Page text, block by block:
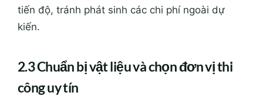
tiến độ, tránh phát sinh các chi phí ngoài dự
kiến.
2.3 Chuẩn bị vật liệu và chọn đơn vị thi
công uy tín